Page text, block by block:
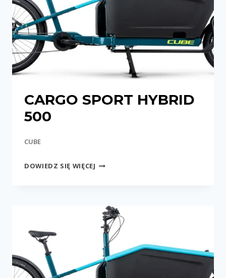
CARGO SPORT HYBRID
500
CUBE
DOWIEDZ SIĘ WIĘCEJ CARGO